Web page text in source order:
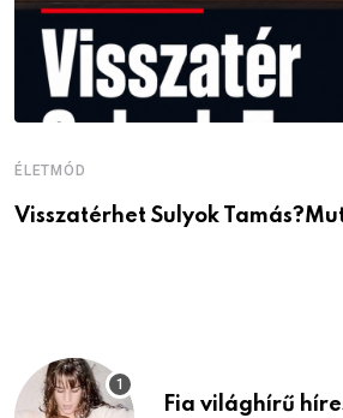
ÉLETMÓD
Visszatérhet Sulyok
Fia világhírű